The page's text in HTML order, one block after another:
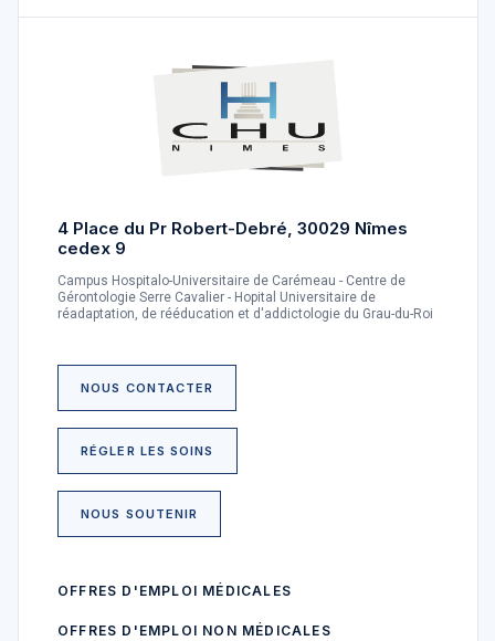
4 Place du Pr Robert-Debré, 30029 Nîmes
cedex 9
Campus Hospitalo-Universitaire de Carémeau - Centre de
Gérontologie Serre Cavalier - Hopital Universitaire de
réadaptation, de rééducation et d'addictologie du Grau-du-Roi
NOUS CONTACTER
RÉGLER LES SOINS
NOUS SOUTENIR
OFFRES D'EMPLOI MÉDICALES
OFFRES D'EMPLOI NON MÉDICALES